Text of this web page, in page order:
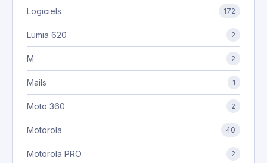
Logiciels 172
Lumia 620 2
M 2
Mails 1
Moto 360 2
Motorola 40
Motorola PRO 2